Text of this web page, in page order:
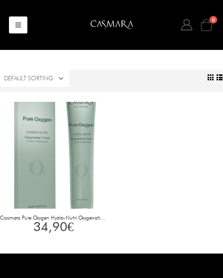
0
Casmara Pure Oxygen Hydro-Nutri Oxygenating Cream 50 ml
34,90€